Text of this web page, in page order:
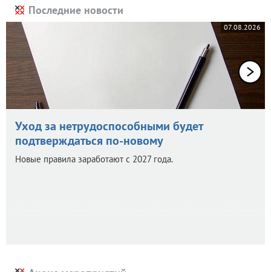
Последние новости
07.08.2026
Уход за нетрудоспособными будет
подтверждаться по-новому
Новые правила заработают с 2027 года.